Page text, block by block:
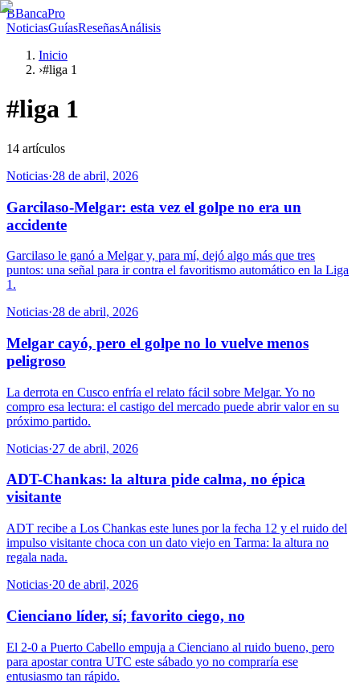
BBancaPro
NoticiasGuíasReseñasAnálisis
Inicio
›#liga 1
#liga 1
14 artículos
Noticias·28 de abril, 2026
Garcilaso-Melgar: esta vez el golpe no era un
accidente
Garcilaso le ganó a Melgar y, para mí, dejó algo más que tres
puntos: una señal para ir contra el favoritismo automático en la Liga
1.
Noticias·28 de abril, 2026
Melgar cayó, pero el golpe no lo vuelve menos
peligroso
La derrota en Cusco enfría el relato fácil sobre Melgar. Yo no
compro esa lectura: el castigo del mercado puede abrir valor en su
próximo partido.
Noticias·27 de abril, 2026
ADT-Chankas: la altura pide calma, no épica
visitante
ADT recibe a Los Chankas este lunes por la fecha 12 y el ruido del
impulso visitante choca con un dato viejo en Tarma: la altura no
regala nada.
Noticias·20 de abril, 2026
Cienciano líder, sí; favorito ciego, no
El 2-0 a Puerto Cabello empuja a Cienciano al ruido bueno, pero
para apostar contra UTC este sábado yo no compraría ese
entusiasmo tan rápido.